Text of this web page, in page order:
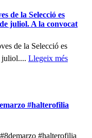
de la Selecció es
juliol. A la convocat
de la Selecció es
juliol.... Llegeix més
#halterofilia
#halterofilia